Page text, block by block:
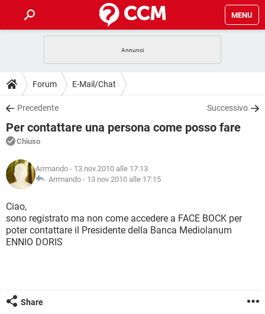
MENU
INTRATTENIMENTO
iOS
INSTAGRAM WHATSAPP
TIKTOK
HARDWARE
GUIDE
COVID-19
iOS
INSTAGRAM
TIKTOK FACEBOOK
DOWNLOAD
COVID-19 GAMING
INTRATTENIMENTO
iOS WINDOWS 10
INSTAGRAM
TIKTOK
HARDWARE
FORUM
COVID-19
INTRATTENIMENTO ANDROID
INSTAGRAM WHATSAPP
TIKTOK
GLOSSARIO
COVID-19
INTRATTENIMENTO
iOS WINDOWS 10
Forum E-Mail/Chat
Precedente Successivo
Per contattare una persona come posso fare
Chiuso
Arrmando - 13 nov 2010 alle 17:13
Arrmando - 13 nov 2010 alle 17:15
Ciao,
sono registrato ma non come accedere a FACE BOCK per
poter contattare il Presidente della Banca Mediolanum
ENNIO DORIS
Share